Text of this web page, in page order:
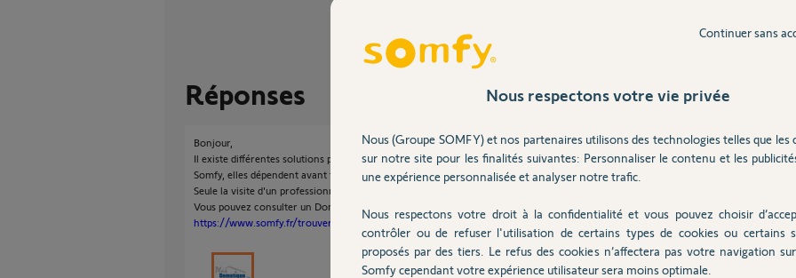
Participer au fil de discussion
Réponses
Bonjour,
Il existe différentes solutions pour piloter un chauffage électrique via la box domotique
Somfy, elles dépendent avant tout de votre installation thermique et électrique.
Seule la visite d'un professionnel sur site permettra de vous renseigner.
Vous pouvez consulter un Domoticien Agréé Somfy proche de chez vous.
https://www.somfy.fr/trouver-un-revendeur
Commande chauffage au sol compatible
8réponses
Nous respectons votre vie privée
Nous (Groupe SOMFY) et nos partenaires utilisons des technologies telles que les
sur notre site pour les finalités suivantes: Personnaliser le contenu et les
une expérience personnalisée et analyser notre trafic.
Nous respectons votre droit à la confidentialité et vous pouvez choisir
contrôler ou de refuser l'utilisation de certains types de cookies ou certains
proposés par des tiers. Le refus des cookies n’affectera pas votre navigation
Somfy cependant votre expérience utilisateur sera moins optimale.
Continuer sans